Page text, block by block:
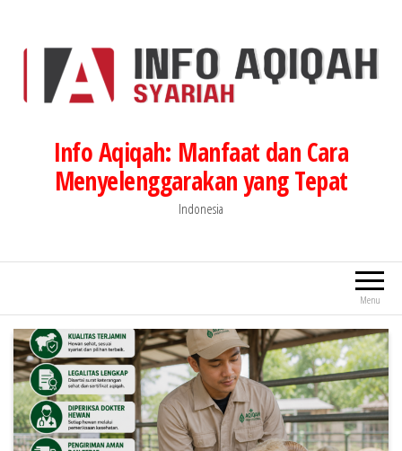
Info Aqiqah: Manfaat dan Cara
Menyelenggarakan yang Tepat
Indonesia
Menu